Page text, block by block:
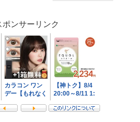
ポンサーリンク